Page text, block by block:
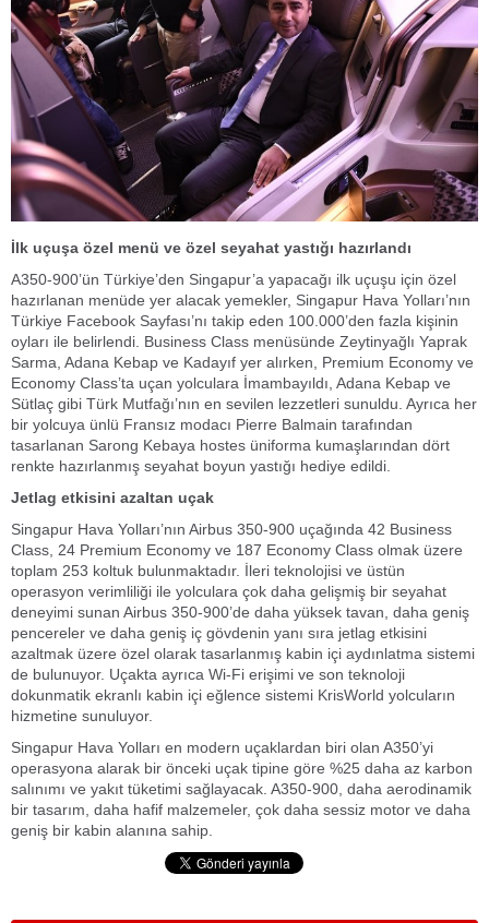
İlk uçuşa özel menü ve özel seyahat yastığı hazırlandı
A350-900’ün Türkiye’den Singapur’a yapacağı ilk uçuşu için özel
hazırlanan menüde yer alacak yemekler, Singapur Hava Yolları’nın
Türkiye Facebook Sayfası’nı takip eden 100.000’den fazla kişinin
oyları ile belirlendi. Business Class menüsünde Zeytinyağlı Yaprak
Sarma, Adana Kebap ve Kadayıf yer alırken, Premium Economy ve
Economy Class’ta uçan yolculara İmambayıldı, Adana Kebap ve
Sütlaç gibi Türk Mutfağı’nın en sevilen lezzetleri sunuldu. Ayrıca her
bir yolcuya ünlü Fransız modacı Pierre Balmain tarafından
tasarlanan Sarong Kebaya hostes üniforma kumaşlarından dört
renkte hazırlanmış seyahat boyun yastığı hediye edildi.
Jetlag etkisini azaltan uçak
Singapur Hava Yolları’nın Airbus 350-900 uçağında 42 Business
Class, 24 Premium Economy ve 187 Economy Class olmak üzere
toplam 253 koltuk bulunmaktadır. İleri teknolojisi ve üstün
operasyon verimliliği ile yolculara çok daha gelişmiş bir seyahat
deneyimi sunan Airbus 350-900’de daha yüksek tavan, daha geniş
pencereler ve daha geniş iç gövdenin yanı sıra jetlag etkisini
azaltmak üzere özel olarak tasarlanmış kabin içi aydınlatma sistemi
de bulunuyor. Uçakta ayrıca Wi-Fi erişimi ve son teknoloji
dokunmatik ekranlı kabin içi eğlence sistemi KrisWorld yolcuların
hizmetine sunuluyor.
Singapur Hava Yolları en modern uçaklardan biri olan A350’yi
operasyona alarak bir önceki uçak tipine göre %25 daha az karbon
salınımı ve yakıt tüketimi sağlayacak. A350-900, daha aerodinamik
bir tasarım, daha hafif malzemeler, çok daha sessiz motor ve daha
geniş bir kabin alanına sahip.